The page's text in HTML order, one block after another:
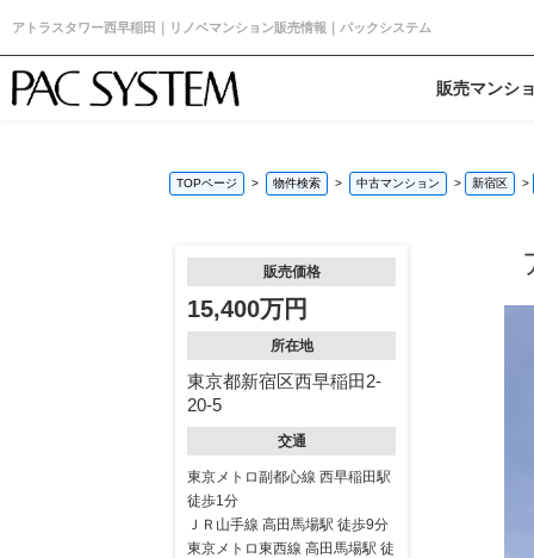
アトラスタワー西早稲田｜リノベマンション販売情報｜パックシステム
販売マンシ
TOPページ 物件検索 中古マンション 新宿区
販売価格
15,400万円
所在地
東京都新宿区西早稲田2-
20-5
交通
東京メトロ副都心線 西早稲田駅
徒歩1分
ＪＲ山手線 高田馬場駅 徒歩9分
東京メトロ東西線 高田馬場駅 徒